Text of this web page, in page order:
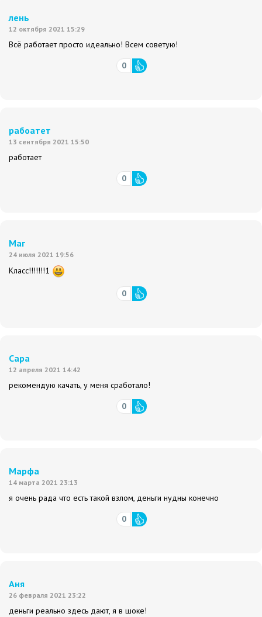
лень
12 октября 2021 15:29
Всё работает просто идеально! Всем советую!
0
рабоатет
13 сентября 2021 15:50
работает
0
Маг
24 июля 2021 19:56
Класс!!!!!!!1
0
Сара
12 апреля 2021 14:42
рекомендую качать, у меня сработало!
0
Марфа
14 марта 2021 23:13
я очень рада что есть такой взлом, деньги нудны конечно
0
Аня
26 февраля 2021 23:22
деньги реально здесь дают, я в шоке!